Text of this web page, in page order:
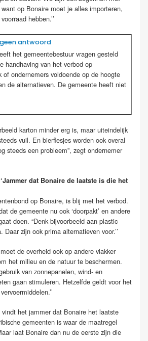
op Bonaire moet je alles importeren,
hebben.’’
antwoord
het gemeentebestuur vragen gesteld
handhaving van het verbod op
of ondernemers voldoende op de hoogte
de alternatieven. De gemeente heeft niet
karton minder erg is, maar uiteindelijk
vuil. En bierflesjes worden ook overal
steeds een probleem”, zegt ondernemer
dat Bonaire de laatste is die het
op Bonaire, is blij met het verbod.
de gemeente nu ook ‘doorpakt’ en andere
doen. “Denk bijvoorbeeld aan plastic
Daar zijn ook prima alternatieven voor.’’
de overheid ook op andere vlakker
het milieu en de natuur te beschermen.
van zonnepanelen, wind- en
gaan stimuleren. Hetzelfde geldt voor het
vindt het jammer dat Bonaire het laatste
gemeenten is waar de maatregel
laat Bonaire dan nu de eerste zijn die